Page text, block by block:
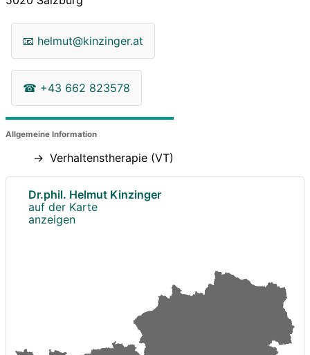
📧 helmut@kinzinger.at
☎ +43 662 823578
Allgemeine Information
Verhaltenstherapie (VT)
Dr.phil. Helmut Kinzinger
auf der Karte
anzeigen